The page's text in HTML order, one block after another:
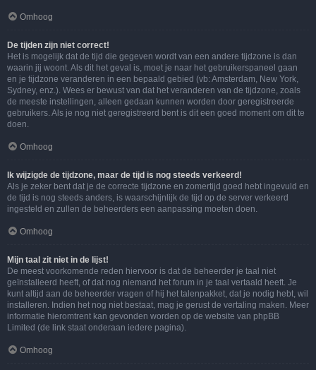
Omhoog
De tijden zijn niet correct!
Het is mogelijk dat de tijd die gegeven wordt van een andere tijdzone is dan
waarin jij woont. Als dit het geval is, moet je naar het gebruikerspaneel gaan
en je tijdzone veranderen in een bepaald gebied (vb: Amsterdam, New York,
Sydney, enz.). Wees er bewust van dat het veranderen van de tijdzone, zoals
de meeste instellingen, alleen gedaan kunnen worden door geregistreerde
gebruikers. Als je nog niet geregistreerd bent is dit een goed moment om dit te
doen.
Omhoog
Ik wijzigde de tijdzone, maar de tijd is nog steeds verkeerd!
Als je zeker bent dat je de correcte tijdzone en zomertijd goed hebt ingevuld en
de tijd is nog steeds anders, is waarschijnlijk de tijd op de server verkeerd
ingesteld en zullen de beheerders een aanpassing moeten doen.
Omhoog
Mijn taal zit niet in de lijst!
De meest voorkomende reden hiervoor is dat de beheerder je taal niet
geïnstalleerd heeft, of dat nog niemand het forum in je taal vertaald heeft. Je
kunt altijd aan de beheerder vragen of hij het talenpakket, dat je nodig hebt, wil
installeren. Indien het nog niet bestaat, mag je gerust de vertaling maken. Meer
informatie hieromtrent kan gevonden worden op de website van phpBB
Limited (de link staat onderaan iedere pagina).
Omhoog